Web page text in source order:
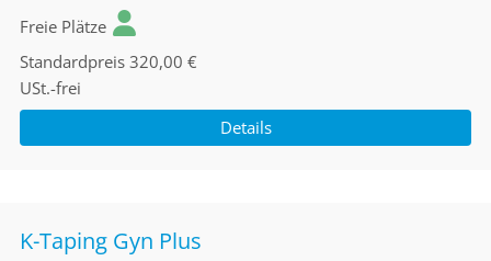
Freie Plätze
Standardpreis 320,00 €
USt.-frei
Details
K-Taping Gyn Plus